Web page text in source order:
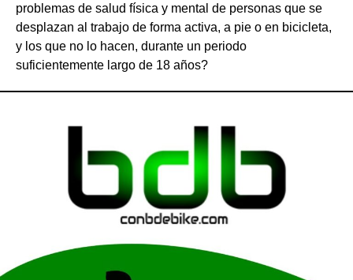
problemas de salud física y mental de personas que se
desplazan al trabajo de forma activa, a pie o en bicicleta,
y los que no lo hacen, durante un periodo
suficientemente largo de 18 años?